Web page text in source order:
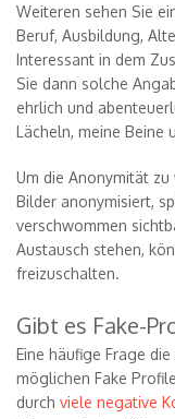
Weiteren sehen Sie
Beruf, Ausbildung,
Interessant in dem
Sie dann solche
ehrlich und
Lächeln, meine Beine
Um die Anonymität
Bilder anonymisiert,
verschwommen
Austausch stehen,
freizuschalten.
Gibt es Fake-
Eine häufige Frage
möglichen Fake
durch viele negative